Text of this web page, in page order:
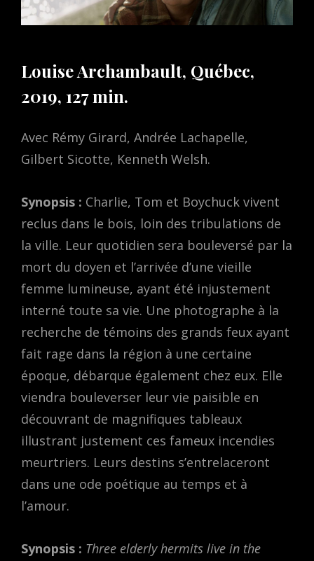
Louise Archambault, Québec,
2019, 127 min.
Avec Rémy Girard, Andrée Lachapelle,
Gilbert Sicotte, Kenneth Welsh.
Synopsis : Charlie, Tom et Boychuck vivent
reclus dans le bois, loin des tribulations de
la ville. Leur quotidien sera bouleversé par la
mort du doyen et l’arrivée d’une vieille
femme lumineuse, ayant été injustement
interné toute sa vie. Une photographe à la
recherche de témoins des grands feux ayant
fait rage dans la région à une certaine
époque, débarque également chez eux. Elle
viendra bouleverser leur vie paisible en
découvrant de magnifiques tableaux
illustrant justement ces fameux incendies
meurtriers. Leurs destins s’entrelaceront
dans une ode poétique au temps et à
l’amour.
Synopsis : Three elderly hermits live in the